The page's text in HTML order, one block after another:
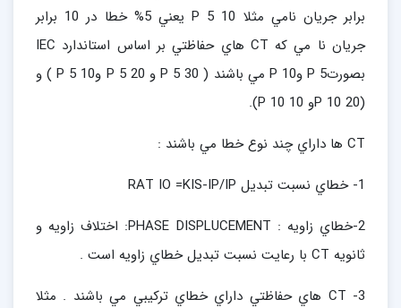
برابر جريان نامي مثلا 10 P 5 يعني 5% خطا در 10 برابر
جريان نا مي كه CT هاي حفاظتي بر اساس استاندارد IEC
بصورتP 5 وP 10 مي باشند ( 30 P 5 و 20 P 5 و10 P 5 ) و
(20 P 10و 10 P 10).
CT ها داراي چند نوع خطا مي باشند :
1- خطاي نسبت تبديل RAT IO =KIS-IP/IP
2-خطاي زاويه : PHASE DISPLUCEMENT: اختلاف زاويه و
ثانويه CT با رعايت نسبت تبديل خطاي زاويه است .
3- CT هاي حفاظتي داراي خطاي تركيبي مي باشند . مثلا